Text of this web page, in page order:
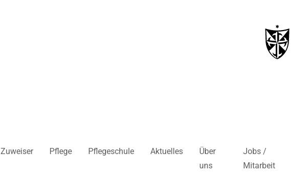
Zuweiser Pflege Pflegeschule Aktuelles
Über
uns
Jobs /
Mitarbeit